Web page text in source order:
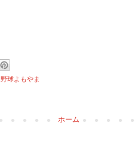
野球よもやま
ホーム